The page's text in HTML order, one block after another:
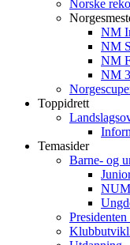
Norske
NM
NM
NM
NM
Toppidrett
Temasider
Barne- og
NUM